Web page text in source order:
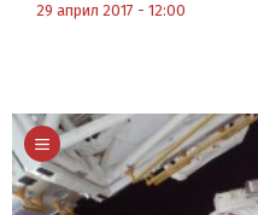
29 април 2017 - 12:00
Научи повече